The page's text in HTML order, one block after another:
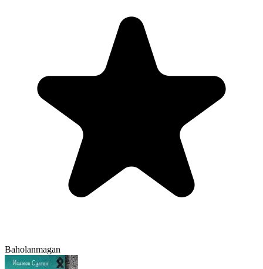
Baholanmagan